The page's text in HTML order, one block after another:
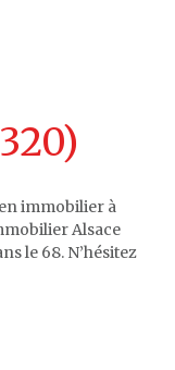
immobilier à
Alsace
le 68. N’hésitez